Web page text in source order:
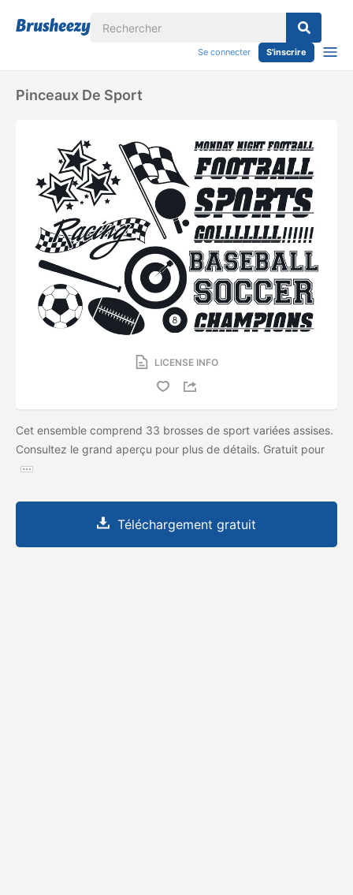
Se connecter S'inscrire
Pinceaux De Sport
LICENSE INFO
Cet ensemble comprend 33 brosses de sport variées assises.
Consultez le grand aperçu pour plus de détails. Gratuit pour
Téléchargement gratuit